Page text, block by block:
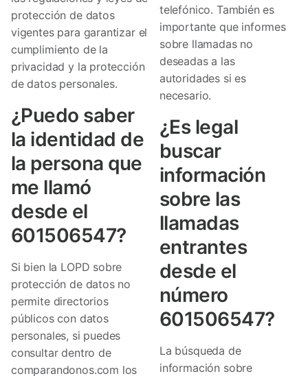
protección de datos
vigentes para garantizar el
cumplimiento de la
privacidad y la protección
de datos personales.
¿Puedo saber
la identidad de
la persona que
me llamó
desde el
601506547?
Si bien la LOPD sobre
protección de datos no
permite directorios
públicos con datos
personales, si puedes
consultar dentro de
comparandonos.com los
telefónico. También es
importante que informes
sobre llamadas no
deseadas a las
autoridades si es
necesario.
¿Es legal
buscar
información
sobre las
llamadas
entrantes
desde el
número
601506547?
La búsqueda de
información sobre